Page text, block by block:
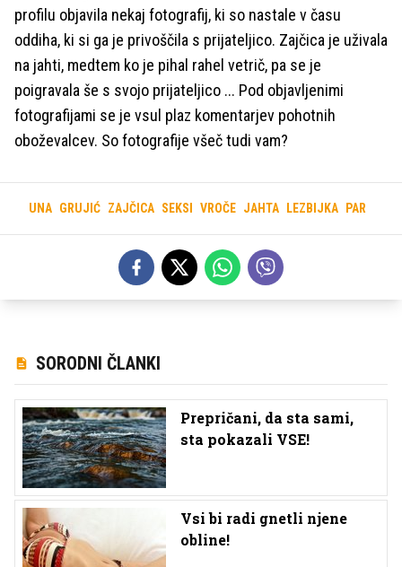
profilu objavila nekaj fotografij, ki so nastale v času
oddiha, ki si ga je privoščila s prijateljico. Zajčica je uživala
na jahti, medtem ko je pihal rahel vetrič, pa se je
poigravala še s svojo prijateljico ... Pod objavljenimi
fotografijami se je vsul plaz komentarjev pohotnih
oboževalcev. So fotografije všeč tudi vam?
UNA GRUJIĆ ZAJČICA SEKSI VROČE JAHTA LEZBIJKA PAR
SORODNI ČLANKI
Prepričani, da sta sami,
sta pokazali VSE!
Vsi bi radi gnetli njene
obline!